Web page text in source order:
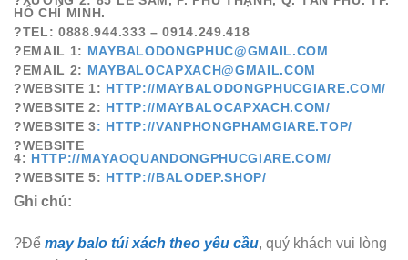
HỒ CHÍ MINH.
?TEL:0888.944.333 – 0914.249.418
?EMAIL 1: MAYBALODONGPHUC@GMAIL.COM
?EMAIL 2: MAYBALOCAPXACH@GMAIL.COM
?WEBSITE 1: HTTP:// MAYBALODONGPHUCGIARE.COM/
?WEBSITE 2: HTTP:// MAYBALOCAPXACH.COM/
?WEBSITE 3: HTTP://VANPHONGPHAMGIARE.TOP/
?WEBSITE
4: HTTP://MAYAOQUANDONGPHUCGIARE.COM/
?WEBSITE 5: HTTP://BALODEP.SHOP/
Ghi chú:
?Để may balo túi xách theo yêu cầu, quý khách vui lòng